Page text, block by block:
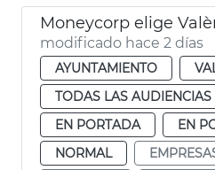
modificado hace 2 días
AYUNTAMIENTO
TODAS LAS AUDIENCIAS
EN PORTADA
EN
NORMAL